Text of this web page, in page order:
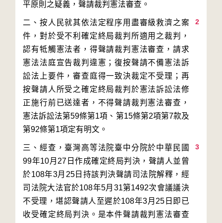
2
二、按人民就其依法定程序用盡審級救濟之案
件，對於受不利確定終局裁判所適用之裁判，
認有牴觸憲法者，得聲請裁判憲法審查，請求
憲法法庭宣告裁判違憲；復按聲請不備憲法訴
訟法上要件，審查庭得一致決裁定不受理；再
按聲請人所受之確定終局裁判於憲法訴訟法修
正施行前已送達者，不得聲請裁判憲法審查，
憲法訴訟法第59條第1項、第15條第2項第7款及
3
三、經查，臺灣高等法院臺中分院於中華民國
99年10月27日作成確定終局判決，聲請人並曾
於108年3月25日持該判決聲請司法院解釋，經
司法院大法官於108年5月31第1492次會議議決
不受理，堪認聲請人至遲於108年3月25日即已
收受確定終局判決。是本件聲請裁判憲法審查